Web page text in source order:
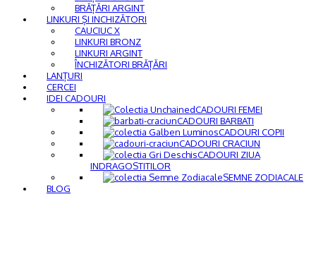
BRĂȚĂRI ARGINT
LINKURI ȘI INCHIZĂTORI
CAUCIUC X
LINKURI BRONZ
LINKURI ARGINT
ÎNCHIZĂTORI BRĂȚĂRI
LANȚURI
CERCEI
IDEI CADOURI
CADOURI FEMEI
CADOURI BARBATI
CADOURI COPII
CADOURI CRACIUN
CADOURI ZIUA
INDRAGOSTITILOR
SEMNE ZODIACALE
BLOG